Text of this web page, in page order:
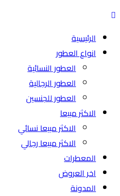
الرئيسية
انواع العطور
العطور النسائية
العطور الرجالية
العطور للجنسين
الاكثر مبيعا
الاكثر مبيعا نسائي
الاكثر مبيعا رجالي
المعطرات
اخر العروض
المدونة